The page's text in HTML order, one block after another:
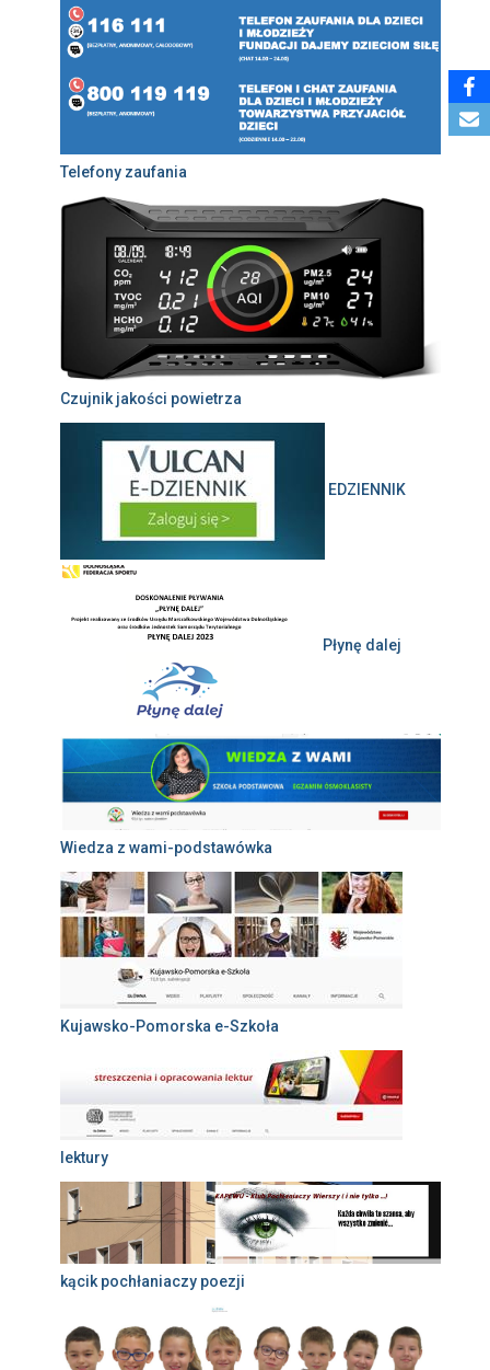
Telefony zaufania
Czujnik jakości powietrza
EDZIENNIK
Płynę dalej
Wiedza z wami-podstawówka
Kujawsko-Pomorska e-Szkoła
lektury
kącik pochłaniaczy poezji